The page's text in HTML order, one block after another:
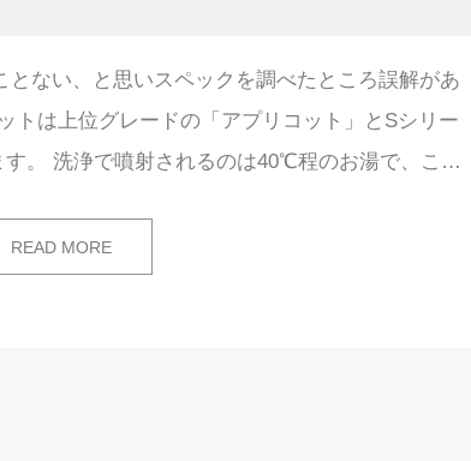
ない、と思いスペックを調べたところ誤解があ
トは上位グレードの「アプリコット」とSシリー
す。 洗浄で噴射されるのは40℃程のお湯で、こ…
READ MORE